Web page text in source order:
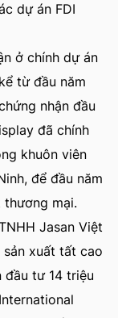
dự án FDI
ở chính dự án
từ đầu năm
nhận đầu
đã chính
khuôn viên
để đầu năm
thương mại.
Jasan Việt
xuất tất cao
đầu tư 14 triệu